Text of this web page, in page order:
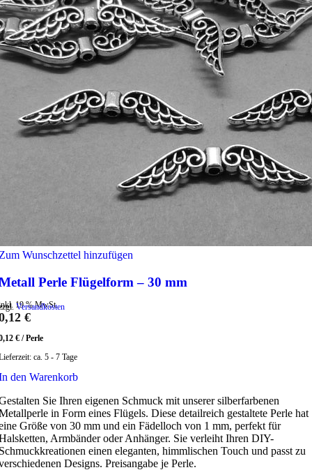
Wunschzettel hinzufügen
Perle Flügelform – 30 mm
19 % MwSt.
Versandkosten
€
€ /Perle
ca. 5 - 7 Tage
den Warenkorb
Sie Ihren eigenen Schmuck mit unserer silberfarbenen
in Form eines Flügels. Diese detailreich gestaltete Perle hat
Größe von 30 mm und ein Fädelloch von 1 mm, perfekt für
Armbänder oder Anhänger. Sie verleiht Ihren DIY-
einen eleganten, himmlischen Touch und passt zu
Designs. Preisangabe je Perle.